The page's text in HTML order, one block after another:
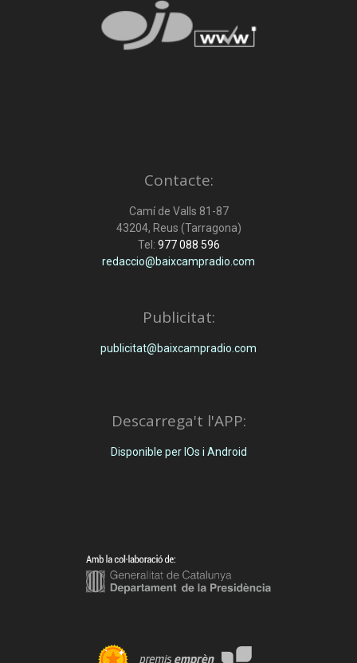
Contacte:
Camí de Valls 81-87
43204, Reus (Tarragona)
Tel: 977 088 596
redaccio@baixcampradio.com
Publicitat:
publicitat@baixcampradio.com
Descarrega't l'APP:
Disponible per IOs i Android